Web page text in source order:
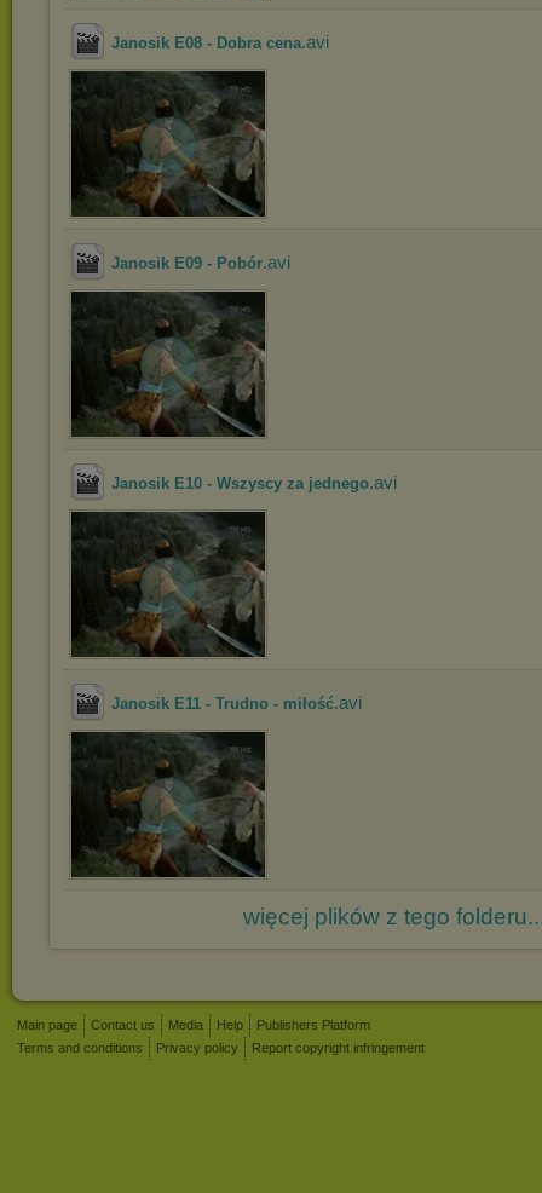
Janosik E08 - Dobra cena.avi
Janosik E09 - Pobór.avi
Janosik E10 - Wszyscy za jednego.avi
Janosik E11 - Trudno - miłość.avi
więcej plików z tego
Main page Contact us Media Help
Publishers Platform
Terms and conditions
Privacy policy Report copyright infringement